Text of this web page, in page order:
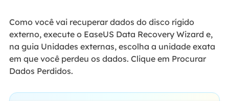
Como você vai recuperar dados do disco rígido
externo, execute o EaseUS Data Recovery Wizard e,
na guia Unidades externas, escolha a unidade exata
em que você perdeu os dados. Clique em Procurar
Dados Perdidos.